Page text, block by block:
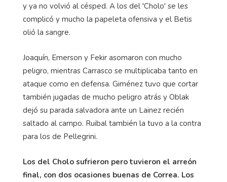
y ya no volvió al césped. A los del 'Cholo' se les
complicó y mucho la papeleta ofensiva y el Betis
olió la sangre.
Joaquín, Emerson y Fekir asomaron con mucho
peligro, mientras Carrasco se multiplicaba tanto en
ataque como en defensa. Giménez tuvo que cortar
también jugadas de mucho peligro atrás y Oblak
dejó su parada salvadora ante un Lainez recién
saltado al campo. Ruibal también la tuvo a la contra
para los de Pellegrini.
Los del Cholo sufrieron pero tuvieron el arreón
final, con dos ocasiones buenas de Correa. Los